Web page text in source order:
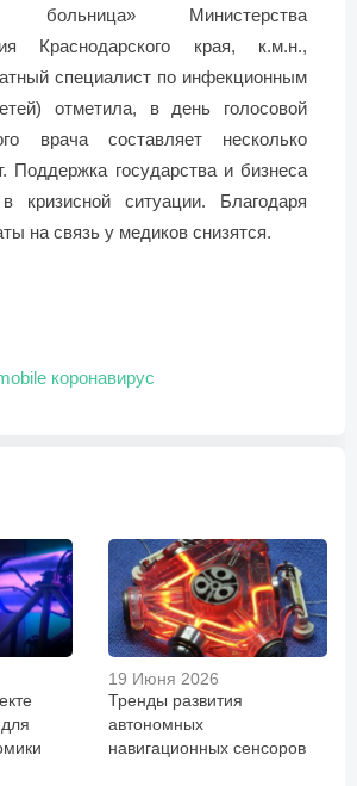
больница» Министерства
Краснодарского края, к.м.н.,
специалист по инфекционным
отметила, в день голосовой
врача составляет несколько
Поддержка государства и бизнеса
кризисной ситуации. Благодаря
на связь у медиков снизятся.
коронавирус
19 Июня 2026
Тренды развития
автономных
навигационных сенсоров